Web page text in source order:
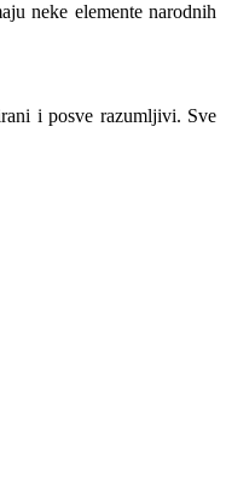
neke elemente narodnih
i posve razumljivi. Sve